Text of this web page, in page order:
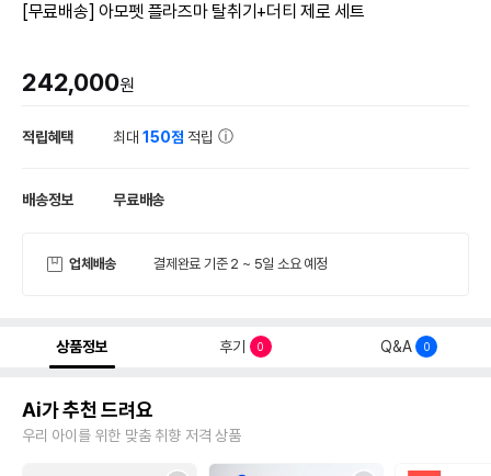
[무료배송] 아모펫 플라즈마 탈취기+더티 제로 세트
242,000원
적립혜택 최대150점 적립
배송정보 무료배송
업체배송 결제완료 기준 2 ~ 5일 소요 예정
상품정보 후기 0 Q&A 0
Ai가 추천 드려요
우리 아이를 위한 맞춤 취향 저격 상품